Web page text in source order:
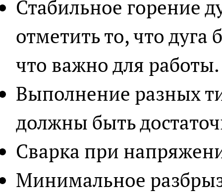
Стабильное горение
отметить то, что дуга
что важно для работы.
Выполнение разных
должны быть
Сварка при
Минимальное